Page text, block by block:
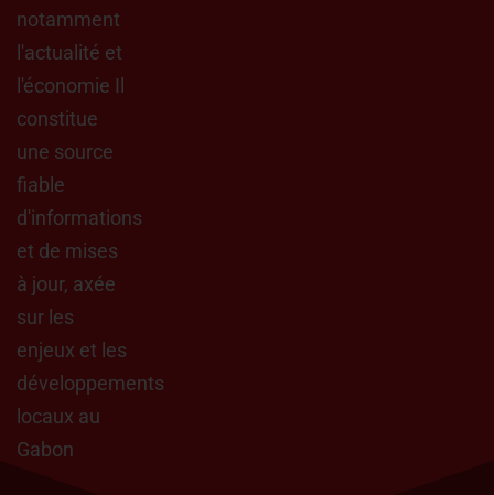
notamment
l'actualité et
l'économie Il
constitue
une source
fiable
d'informations
et de mises
à jour, axée
sur les
enjeux et les
développements
locaux au
Gabon